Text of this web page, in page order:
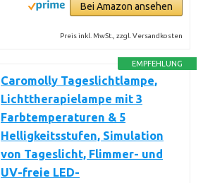
Bei Amazon ansehen
Preis inkl. MwSt., zzgl. Versandkosten
EMPFEHLUNG
Caromolly Tageslichtlampe,
Lichttherapielampe mit 3
Farbtemperaturen & 5
Helligkeitsstufen, Simulation
von Tageslicht, Flimmer- und
UV-freie LED-